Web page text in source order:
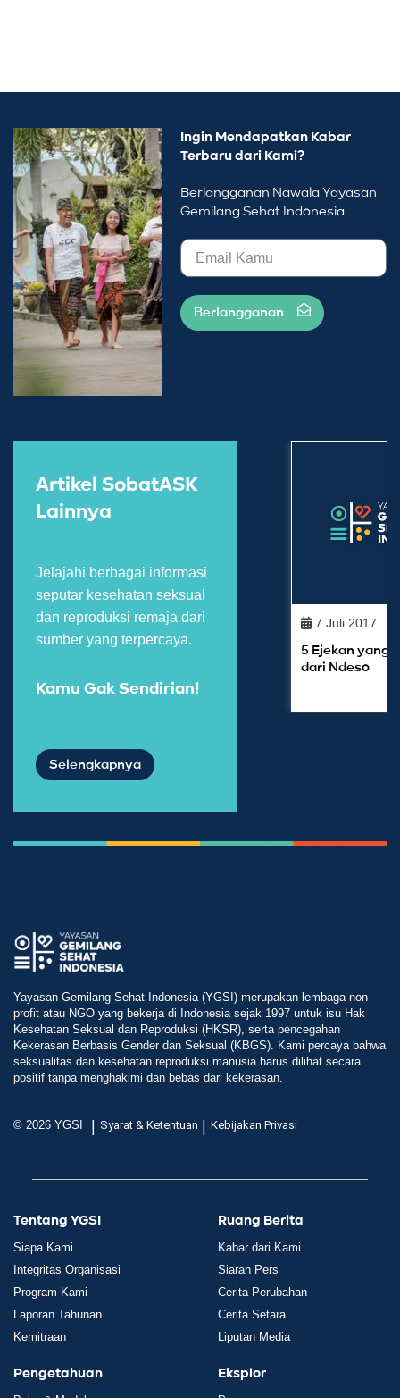
Ingin Mendapatkan Kabar
Terbaru dari Kami?
Berlangganan Nawala Yayasan
Gemilang Sehat Indonesia
Berlangganan
Artikel SobatASK
Lainnya
Jelajahi berbagai informasi
seputar kesehatan seksual
dan reproduksi remaja dari
sumber yang terpercaya.
Kamu Gak Sendirian!
Selengkapnya
7 Juli 2017
5 Ejekan yang
dari Ndeso
Yayasan Gemilang Sehat Indonesia (YGSI) merupakan lembaga non-
profit atau NGO yang bekerja di Indonesia sejak 1997 untuk isu Hak
Kesehatan Seksual dan Reproduksi (HKSR), serta pencegahan
Kekerasan Berbasis Gender dan Seksual (KBGS). Kami percaya bahwa
seksualitas dan kesehatan reproduksi manusia harus dilihat secara
positif tanpa menghakimi dan bebas dari kekerasan.
© 2026 YGSI | Syarat & Ketentuan | Kebijakan Privasi
Tentang YGSI
Siapa Kami
Integritas Organisasi
Program Kami
Laporan Tahunan
Kemitraan
Ruang Berita
Kabar dari Kami
Siaran Pers
Cerita Perubahan
Cerita Setara
Liputan Media
Pengetahuan
Eksplor